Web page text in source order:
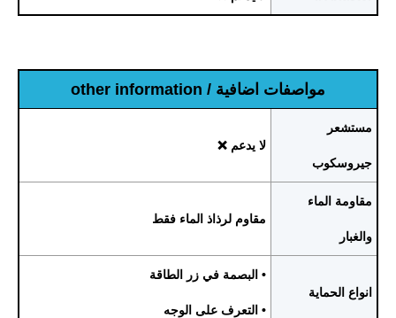
مواصفات اضافية / other information
مستشعر
جيروسكوب
لا يدعم ❌
مقاومة الماء
والغبار
مقاوم لرذاذ الماء فقط
انواع الحماية
• البصمة في زر الطاقة
• التعرف على الوجه